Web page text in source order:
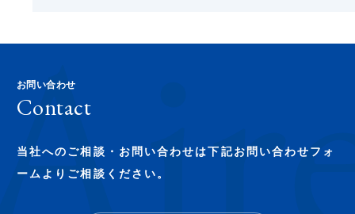
お問い合わせ
Contact
当社へのご相談・お問い合わせは下記お問い合わせフォ
ームよりご相談ください。